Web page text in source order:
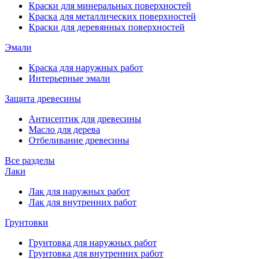
Краски для минеральных поверхностей
Краска для металлических поверхностей
Краски для деревянных поверхностей
Эмали
Краска для наружных работ
Интерьерные эмали
Защита древесины
Антисептик для древесины
Масло для дерева
Отбеливание древесины
Все разделы
Лаки
Лак для наружных работ
Лак для внутренних работ
Грунтовки
Грунтовка для наружных работ
Грунтовка для внутренних работ